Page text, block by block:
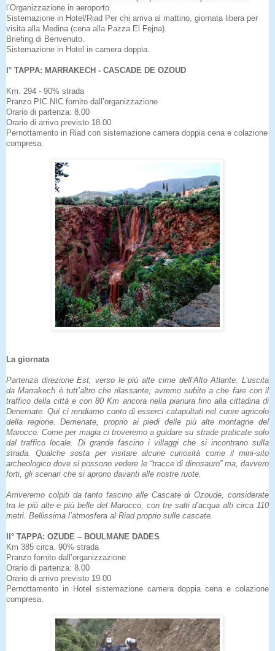
l’Organizzazione in aeroporto.
Sistemazione in Hotel/Riad Per chi arriva al mattino, giornata libera per
visita alla Medina (cena alla Pazza El Fejna).
Briefing di Benvenuto.
Sistemazione in Hotel in camera doppia.
I° TAPPA: MARRAKECH - CASCADE DE OZOUD
Km. 294 - 90% strada
Pranzo PIC NIC fornito dall’organizzazione
Orario di partenza: 8.00
Orario di arrivo previsto 18.00
Pernottamento in Riad con sistemazione camera doppia cena e colazione
compresa.
La giornata
Partenza direzione Est, verso le più alte cime dell’Alto Atlante. L’uscita
da Marrakech è tutt’altro che rilassante; avremo subito a che fare con il
traffico della città e con 80 Km ancora nella pianura fino alla cittadina di
Denemate. Qui ci rendiamo conto di esserci catapultati nel cuore agricolo
della regione. Demenate, proprio ai piedi delle più alte montagne del
Marocco. Come per magia ci troveremo a guidare su strade praticate solo
dal traffico locale. Di grande fascino i villaggi che si incontrano sulla
strada. Qualche sosta per visitare alcune curiosità come il mini-sito
archeologico dove si possono vedere le “tracce di dinosauro” ma, davvero
forti, gli scenari che si aprono davanti alle nostre ruote.
Arriveremo colpiti da tanto fascino alle Cascate di Ozoude, considerate
tra le più alte e più belle del Marocco, con tre salti d’acqua alti circa 110
metri. Bellissima l’atmosfera al Riad proprio sulle cascate.
II° TAPPA: OZUDE – BOULMANE DADES
Km 385 circa. 90% strada
Pranzo fornito dall’organizzazione
Orario di partenza: 8.00
Orario di arrivo previsto 19.00
Pernottamento in Hotel sistemazione camera doppia cena e colazione
compresa.